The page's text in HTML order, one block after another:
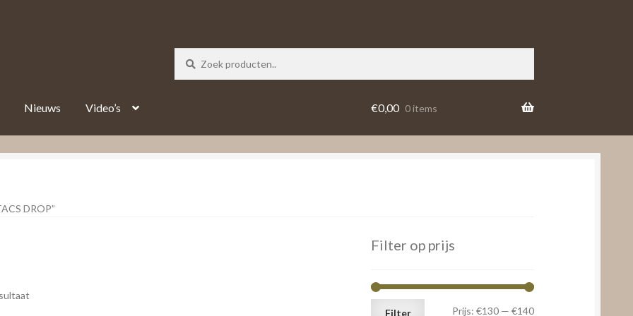
Nieuws Video’s €0,00 0 items
DROP”
Filter op prijs
Min.
Max.
Filter Prijs: €130— €140